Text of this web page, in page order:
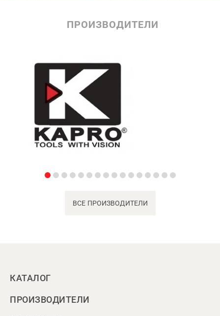
ПРОИЗВОДИТЕЛИ
ВСЕ ПРОИЗВОДИТЕЛИ
КАТАЛОГ
ПРОИЗВОДИТЕЛИ